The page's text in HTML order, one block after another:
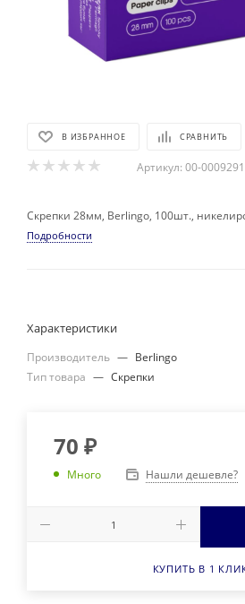
В ИЗБРАННОЕ СРАВНИТЬ
Артикул: 00-
Скрепки 28мм, Berlingo, 100шт.,
Подробности
Характеристики
Производитель — Berlingo
Тип товара — Скрепки
70 ₽
Много Нашли дешевле?
КУПИТЬ В 1